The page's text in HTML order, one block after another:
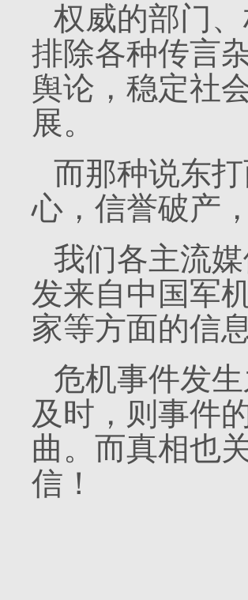
权威的部门
排除各种传言
舆论，稳定社
展。
而那种说东
心，信誉破产
我们各主流
发来自中国军
家等方面的信
危机事件发
及时，则事件
曲。而真相也
信！